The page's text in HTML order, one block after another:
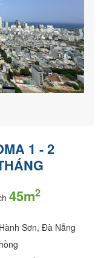
1 - 2
45m2
Sơn, Đà Nẵng